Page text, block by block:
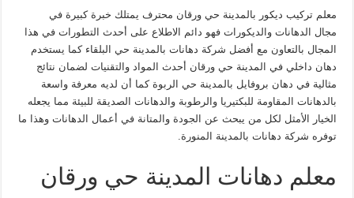
معلم تركيب ديكور بالمدينة حي ورقان محترف يمتلك خبرة كبيرة في
مجال الدهانات والديكورات فهو دائم الاطلاع على أحدث التطورات في هذا
المجال بالتعاون مع أفضل شركة دهانات بالمدينة حي البلقاء كما يستخدم
دهان داخلي في المدينة حي ورقان أحدث المواد والتقنيات لضمان نتائج
مثالية في دهان بروفايل بالمدينة حي الربوة كما أن لديه معرفة واسعة
بالدهانات المقاومة للبكتيريا والرطوبة والدهانات الصديقة للبيئة مما يجعله
الخيار الأمثل لكل من يبحث عن الجودة والمتانة في أعمال الدهانات وهذا ما
توفره شركة دهانات بالمدينة المنورة.
معلم دهانات المدينة حي ورقان